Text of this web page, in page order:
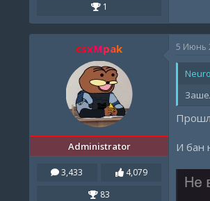
1
csxMpak
Administrator
3,433
4,079
83
5 Июнь
И бан